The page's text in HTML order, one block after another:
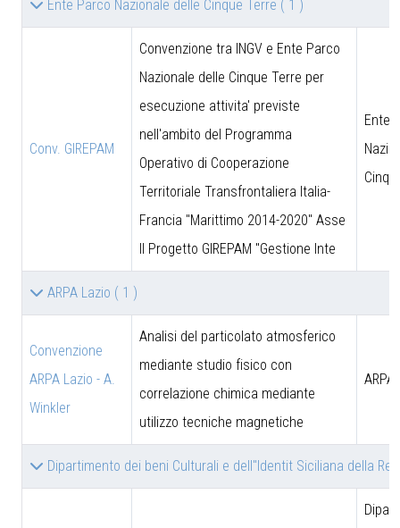
Ente Parco Nazionale delle Cinque Terre ( 1 )
Conv. GIREPAM
Convenzione tra INGV e Ente Parco
Nazionale delle Cinque Terre per
esecuzione attivita' previste
nell'ambito del Programma
Operativo di Cooperazione
Territoriale Transfrontaliera Italia-
Francia "Marittimo 2014-2020" Asse
II Progetto GIREPAM "Gestione Inte
Ente
ARPA Lazio ( 1 )
Convenzione
ARPA Lazio - A.
Winkler
Analisi del particolato atmosferico
mediante studio fisico con
correlazione chimica mediante
utilizzo tecniche magnetiche
ARPA
Dipartimento dei beni Culturali e dell''Identit Siciliana della